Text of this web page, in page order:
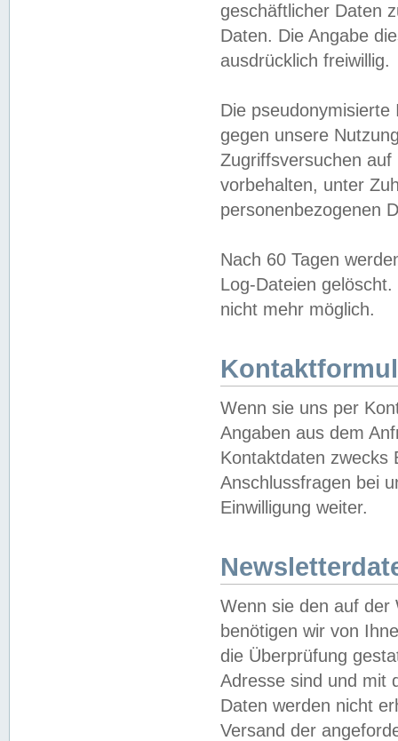
geschäftlicher Daten
Daten. Die Angabe
ausdrücklich freiwillig.
Die
gegen unsere
Zugriffsversuchen
vorbehalten, unter
personenbezogenen
Nach 60 Tagen
Log-Dateien
nicht mehr möglich.
Wenn sie uns per
Angaben aus dem
Kontaktdaten zwecks
Anschlussfragen bei
Einwilligung weiter.
Wenn sie den auf der
benötigen wir von
die Überprüfung
Adresse sind und mit
Daten werden nicht
Versand der